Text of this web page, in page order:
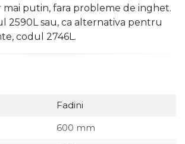
mai putin, fara probleme de inghet.
2590L sau, ca alternativa pentru
codul 2746L.
Fadini
600 mm